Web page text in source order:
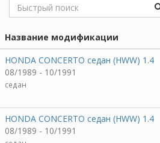
Название модификации
HONDA CONCERTO седан (HWW) 1.4
08/1989 - 10/1991
седан
HONDA CONCERTO седан (HWW) 1.4
08/1989 - 10/1991